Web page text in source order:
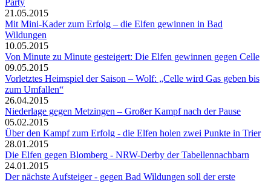
21.05.2015
Mit Mini-Kader zum Erfolg – die Elfen gewinnen in Bad
Wildungen
10.05.2015
Von Minute zu Minute gesteigert: Die Elfen gewinnen gegen Celle
09.05.2015
Vorletztes Heimspiel der Saison – Wolf: „Celle wird Gas geben bis
zum Umfallen“
26.04.2015
Niederlage gegen Metzingen – Großer Kampf nach der Pause
05.02.2015
Über den Kampf zum Erfolg - die Elfen holen zwei Punkte in Trier
28.01.2015
Die Elfen gegen Blomberg - NRW-Derby der Tabellennachbarn
24.01.2015
Der nächste Aufsteiger - gegen Bad Wildungen soll der erste